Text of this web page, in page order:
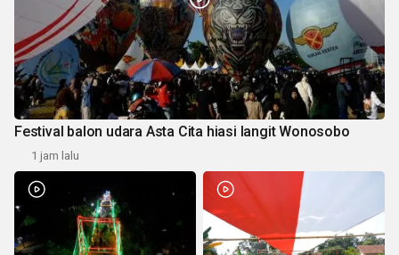
Festival balon udara Asta Cita hiasi langit Wonosobo
1 jam lalu